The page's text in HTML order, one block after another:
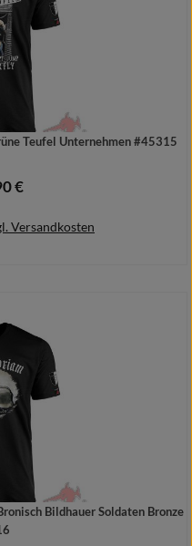
T-Shirt Lukas Wirp Fallschirmjäger Grüne Teufel Unternehmen #45315
Preis:
€
Versandkosten
Bildhauer Soldaten Bronze